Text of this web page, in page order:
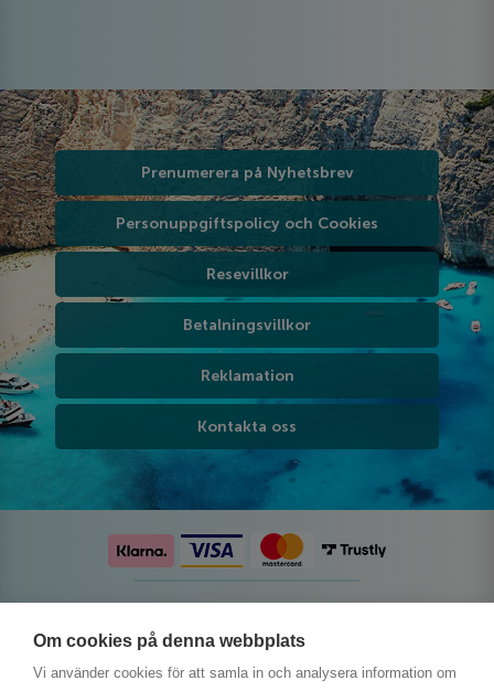
Om cookies på denna webbplats
Vi använder cookies för att samla in och analysera information om
Prenumerera på Nyhetsbrev
Personuppgiftspolicy och Cookies
Resevillkor
Betalningsvillkor
Reklamation
Kontakta oss